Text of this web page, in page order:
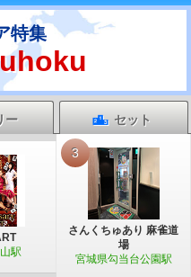
特集
ー セット
駅
3
さんくちゅあり 麻雀道
場
宮城県勾当台公園駅